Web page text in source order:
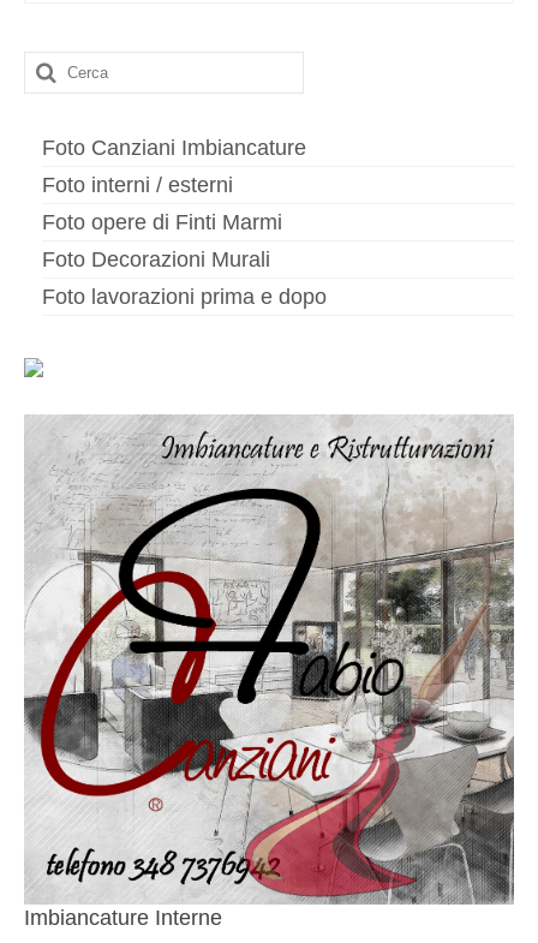
Cerca:
Foto Canziani Imbiancature
Foto interni / esterni
Foto opere di Finti Marmi
Foto Decorazioni Murali
Foto lavorazioni prima e dopo
Imbiancature Interne